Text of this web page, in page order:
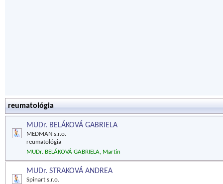
reumatológia
MUDr. BELÁKOVÁ GABRIELA
MEDMAN s.r.o.
reumatológia
MUDr. BELÁKOVÁ GABRIELA, Martin
MUDr. STRAKOVÁ ANDREA
Spinart s.r.o.